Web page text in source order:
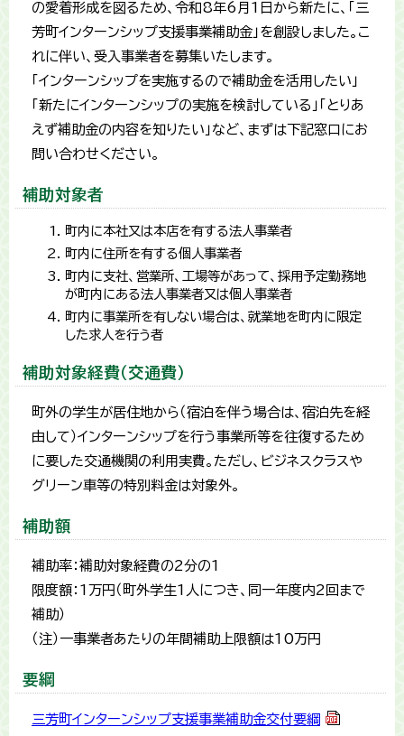
の愛着形成を図るため、令和8年6月1日から新たに、「三
芳町インターンシップ支援事業補助金」を創設しました。こ
れに伴い、受入事業者を募集いたします。
「インターンシップを実施するので補助金を活用したい」
「新たにインターンシップの実施を検討している」「とりあ
えず補助金の内容を知りたい」など、まずは下記窓口にお
問い合わせください。
補助対象者
町内に本社又は本店を有する法人事業者
町内に住所を有する個人事業者
町内に支社、営業所、工場等があって、採用予定勤務地
が町内にある法人事業者又は個人事業者
町内に事業所を有しない場合は、就業地を町内に限定
した求人を行う者
補助対象経費（交通費）
町外の学生が居住地から（宿泊を伴う場合は、宿泊先を経
由して）インターンシップを行う事業所等を往復するため
に要した交通機関の利用実費。ただし、ビジネスクラスや
グリーン車等の特別料金は対象外。
補助額
補助率：補助対象経費の2分の1
限度額：1万円（町外学生1人につき、同一年度内2回まで
補助）
（注）一事業者あたりの年間補助上限額は10万円
要綱
三芳町インターンシップ支援事業補助金交付要綱